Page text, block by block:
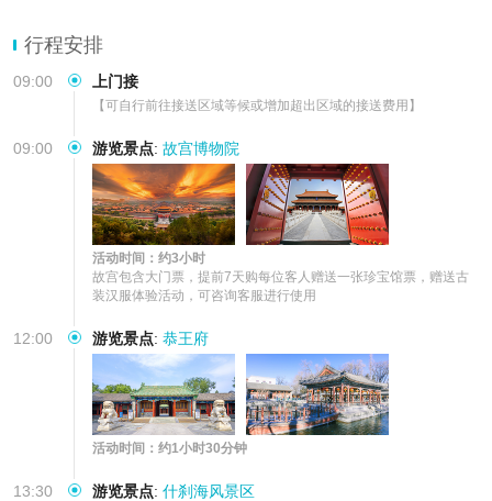
【品质保障】无购物无隐形消费，一对一管家客服/司机/导游全程服
务，出游灵活有保
行程安排
09:00 上门接
【可自行前往接送区域等候或增加超出区域的接送费用】
09:00 游览景点: 故宫博物院
活动时间：约3小时
故宫包含大门票，提前7天购每位客人赠送一张珍宝馆票，赠送古
装汉服体验活动，可咨询客服进行使用
12:00 游览景点: 恭王府
活动时间：约1小时30分钟
13:30 游览景点: 什刹海风景区